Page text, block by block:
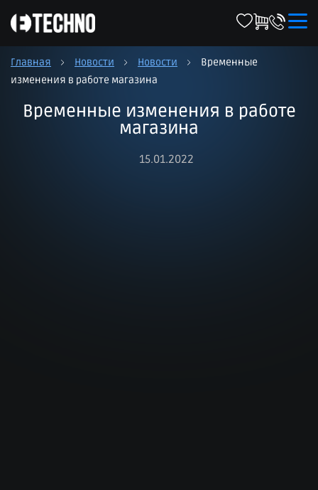
Главная Новости Новости
Временные
изменения в работе магазина
Временные изменения в работе
магазина
15.01.2022